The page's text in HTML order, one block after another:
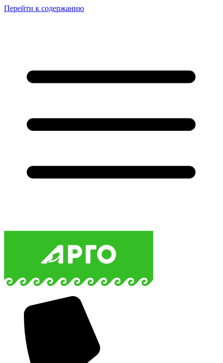
Перейти к содержанию